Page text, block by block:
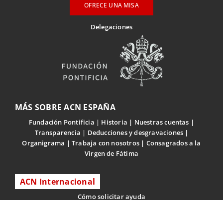
OFRECE UNA MISA
Delegaciones
MÁS SOBRE ACN ESPAÑA
Fundación Pontificia Historia
Nuestras cuentas
Transparencia
Deducciones y desgravaciones
Organigrama
Trabaja con nosotros
Consagrados a la
Virgen de Fátima
ACN Internacional
Cómo solicitar ayuda